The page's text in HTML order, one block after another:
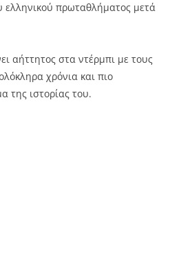
ελληνικού πρωταθλήματος μετά
αήττητος στα ντέρμπι με τους
χρόνια και πιο
της ιστορίας του.